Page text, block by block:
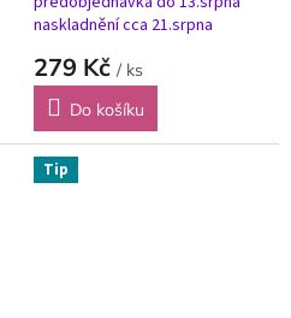
naskladnění cca 21.srpna
279 Kč / ks
Do košíku
Tip